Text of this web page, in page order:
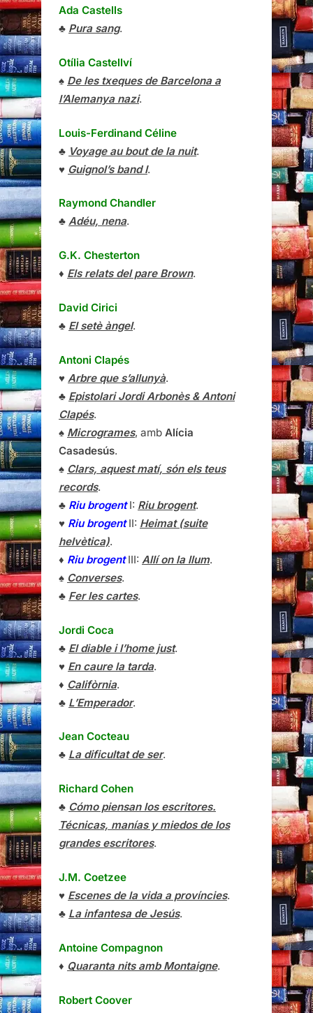
Ada Castells
♣ Pura sang.
Otília Castellví
♠ De les txeques de Barcelona a
l’Alemanya nazi.
Louis-Ferdinand Céline
♣ Voyage au bout de la nuit.
♥ Guignol’s band I.
Raymond Chandler
♣ Adéu, nena.
G.K. Chesterton
♦ Els relats del pare Brown.
David Cirici
♣ El setè àngel.
Antoni Clapés
♥ Arbre que s’allunyà.
♣ Epistolari Jordi Arbonès & Antoni
Clapés.
♠ Microgrames, amb Alícia
Casadesús.
♠ Clars, aquest matí, són els teus
records.
♣ Riu brogentI: Riu brogent.
♥ Riu brogentII: Heimat (suite
helvètica).
♦ Riu brogentIII: Allí on la llum.
♠ Converses.
♣ Fer les cartes.
Jordi Coca
♣ El diable i l’home just.
♥ En caure la tarda.
♦ Califòrnia.
♣ L’Emperador.
Jean Cocteau
♣ La dificultat de ser.
Richard Cohen
♣ Cómo piensan los escritores.
Técnicas, manías y miedos de los
grandes escritores.
J.M. Coetzee
♥ Escenes de la vida a províncies.
♣ La infantesa de Jesús.
Antoine Compagnon
♦ Quaranta nits amb Montaigne.
Robert Coover